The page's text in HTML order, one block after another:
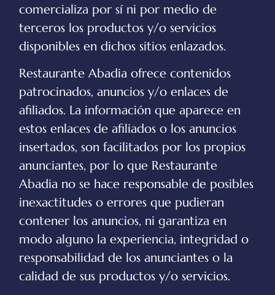
comercializa por sí ni por medio de
terceros los productos y/o servicios
disponibles en dichos sitios enlazados.
Restaurante Abadia ofrece contenidos
patrocinados, anuncios y/o enlaces de
afiliados. La información que aparece en
estos enlaces de afiliados o los anuncios
insertados, son facilitados por los propios
anunciantes, por lo que Restaurante
Abadia no se hace responsable de posibles
inexactitudes o errores que pudieran
contener los anuncios, ni garantiza en
modo alguno la experiencia, integridad o
responsabilidad de los anunciantes o la
calidad de sus productos y/o servicios.